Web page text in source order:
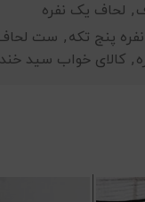
, لحاف یک نفره
پنج تکه, ست لحاف
, کالای خواب سید